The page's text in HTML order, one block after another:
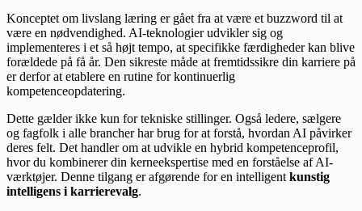
Konceptet om livslang læring er gået fra at være et buzzword til at
være en nødvendighed. AI-teknologier udvikler sig og
implementeres i et så højt tempo, at specifikke færdigheder kan blive
forældede på få år. Den sikreste måde at fremtidssikre din karriere på
er derfor at etablere en rutine for kontinuerlig
kompetenceopdatering.
Dette gælder ikke kun for tekniske stillinger. Også ledere, sælgere
og fagfolk i alle brancher har brug for at forstå, hvordan AI påvirker
deres felt. Det handler om at udvikle en hybrid kompetenceprofil,
hvor du kombinerer din kerneekspertise med en forståelse af AI-
værktøjer. Denne tilgang er afgørende for en intelligent kunstig
intelligens i karrierevalg.